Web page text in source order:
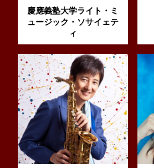
慶應義塾大学ライト・ミ
ュージック・ソサイェテ
ィ